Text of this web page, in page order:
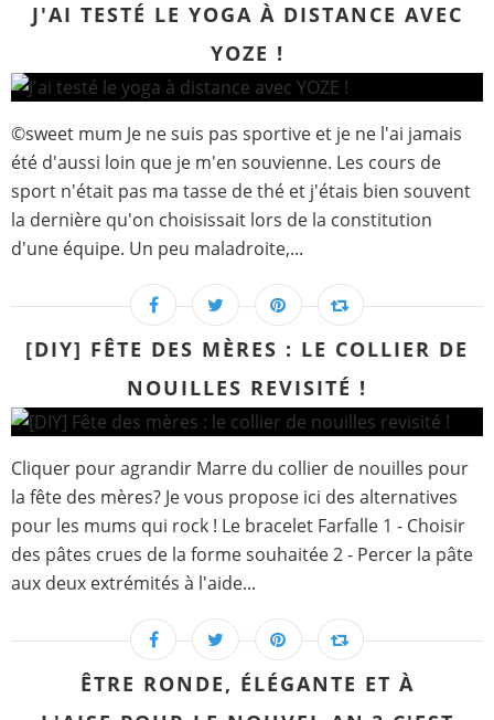
J'AI TESTÉ LE YOGA À DISTANCE AVEC
YOZE !
©sweet mum Je ne suis pas sportive et je ne l'ai jamais
été d'aussi loin que je m'en souvienne. Les cours de
sport n'était pas ma tasse de thé et j'étais bien souvent
la dernière qu'on choisissait lors de la constitution
d'une équipe. Un peu maladroite,...
[DIY] FÊTE DES MÈRES : LE COLLIER DE
NOUILLES REVISITÉ !
Cliquer pour agrandir Marre du collier de nouilles pour
la fête des mères? Je vous propose ici des alternatives
pour les mums qui rock ! Le bracelet Farfalle 1 - Choisir
des pâtes crues de la forme souhaitée 2 - Percer la pâte
aux deux extrémités à l'aide...
ÊTRE RONDE, ÉLÉGANTE ET À